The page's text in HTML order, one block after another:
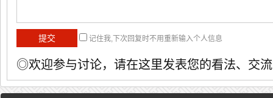
记住我,下次回复时不用重新输入个人信息
◎欢迎参与讨论，请在这里发表您的看法、交